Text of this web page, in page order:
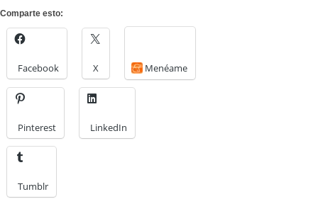
Comparte esto:
Facebook X Menéame
Pinterest LinkedIn
Tumblr